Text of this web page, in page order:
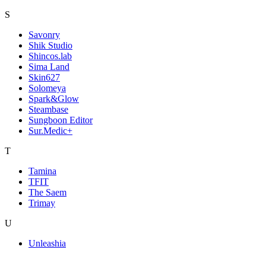
S
Savonry
Shik Studio
Shincos.lab
Sima Land
Skin627
Solomeya
Spark&Glow
Steambase
Sungboon Editor
Sur.Medic+
T
Tamina
TFIT
The Saem
Trimay
U
Unleashia